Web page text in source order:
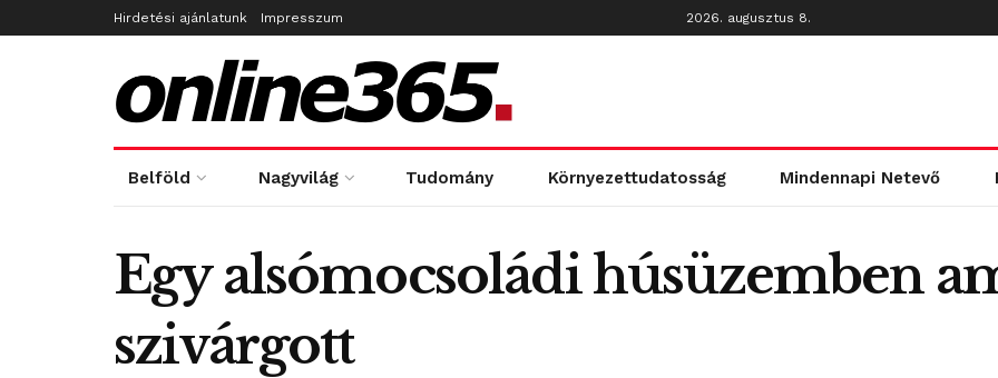
Hirdetési ajánlatunk Impresszum 2026. augusztus 8.
Belföld Nagyvilág Tudomány Környezettudatosság Mindennapi Netevő
Egy alsómocsoládi húsüzemben
szivárgott